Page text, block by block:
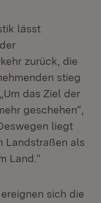
lässt
zurück, die
stieg
das Ziel der
geschehen“,
liegt
Landstraßen als
Land.“
sich die